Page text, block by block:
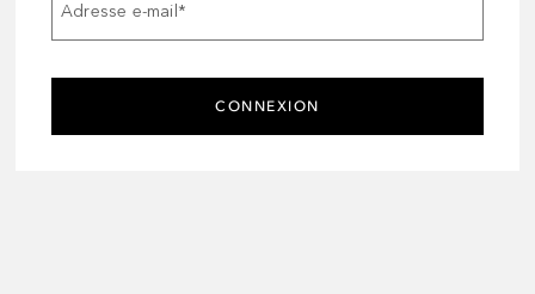
Adresse e-mail*
CONNEXION